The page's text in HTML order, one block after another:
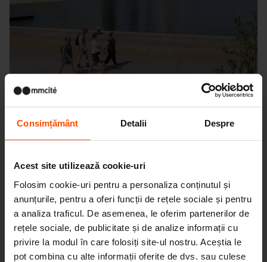
Consimțământ Detalii Despre
Acest site utilizează cookie-uri
Folosim cookie-uri pentru a personaliza conținutul și
anunțurile, pentru a oferi funcții de rețele sociale și pentru
a analiza traficul. De asemenea, le oferim partenerilor de
rețele sociale, de publicitate și de analize informații cu
privire la modul în care folosiți site-ul nostru. Aceștia le
pot combina cu alte informații oferite de dvs. sau culese
Seattle – Popup park